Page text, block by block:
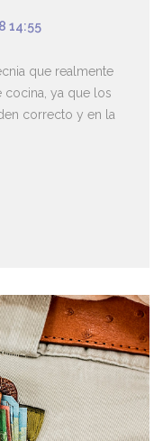
14:55
que realmente
cocina, ya que los
correcto y en la